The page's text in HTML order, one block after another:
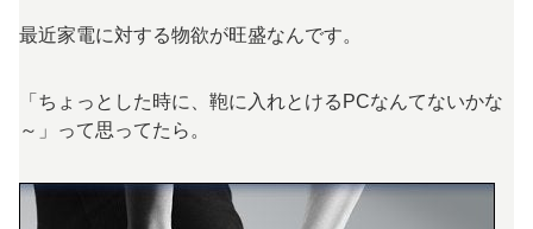
最近家電に対する物欲が旺盛なんです。
「ちょっとした時に、鞄に入れとけるPCなんてないかな
～」って思ってたら。